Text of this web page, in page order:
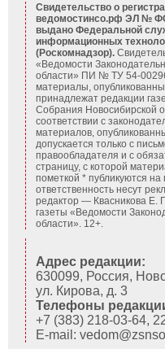
Свидетельство о
ведомостинсо.рф ЭЛ № ФС
выдано Федеральной
информационных
(Роскомнадзор).
«Ведомости
области» ПИ № ТУ 54-
материалы,
принадлежат редакции
Собрания Новосибирской
соответствии с
материалов,
допускается только с
правообладателя и с
страницу, с которой
пометкой * публикуются
ответственность несут
редактор — Квасникова Е. Г.
газеты «Ведомости
области». 12+.
Адрес редакции:
630099, Россия,
ул. Кирова, д. 3
Телефоны
+7 (383) 218-03-64,
E-mail: